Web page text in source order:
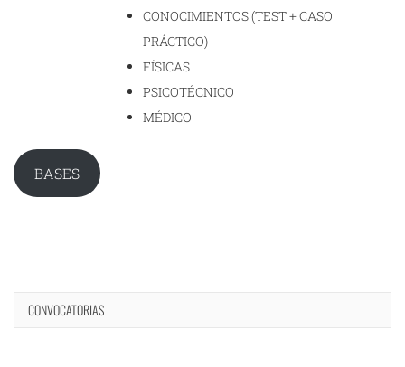
CONOCIMIENTOS (TEST + CASO
PRÁCTICO)
FÍSICAS
PSICOTÉCNICO
MÉDICO
BASES
CONVOCATORIAS